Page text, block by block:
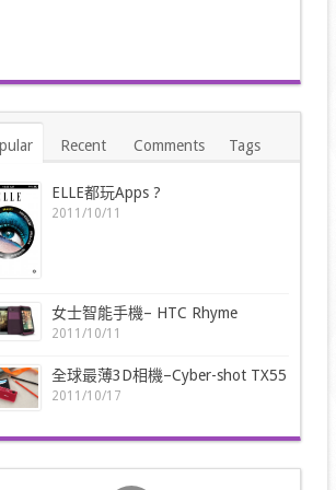
Recent Comments Tags
ELLE都玩Apps ?
2011/10/11
女士智能手機– HTC Rhyme
2011/10/11
全球最薄3D相機–Cyber-shot TX55
2011/10/17